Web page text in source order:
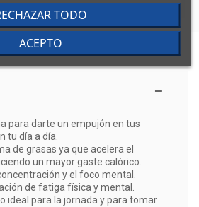
para darte un empujón en tus
tu día a día.
de grasas ya que acelera el
un mayor gaste calórico.
y el foco mental.
de fatiga física y mental.
ideal para la jornada y para tomar
TODO
ACEPTO